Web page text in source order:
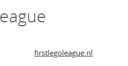
firstlegoleague.nl